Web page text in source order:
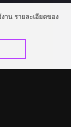
าน รายละเอียดของ